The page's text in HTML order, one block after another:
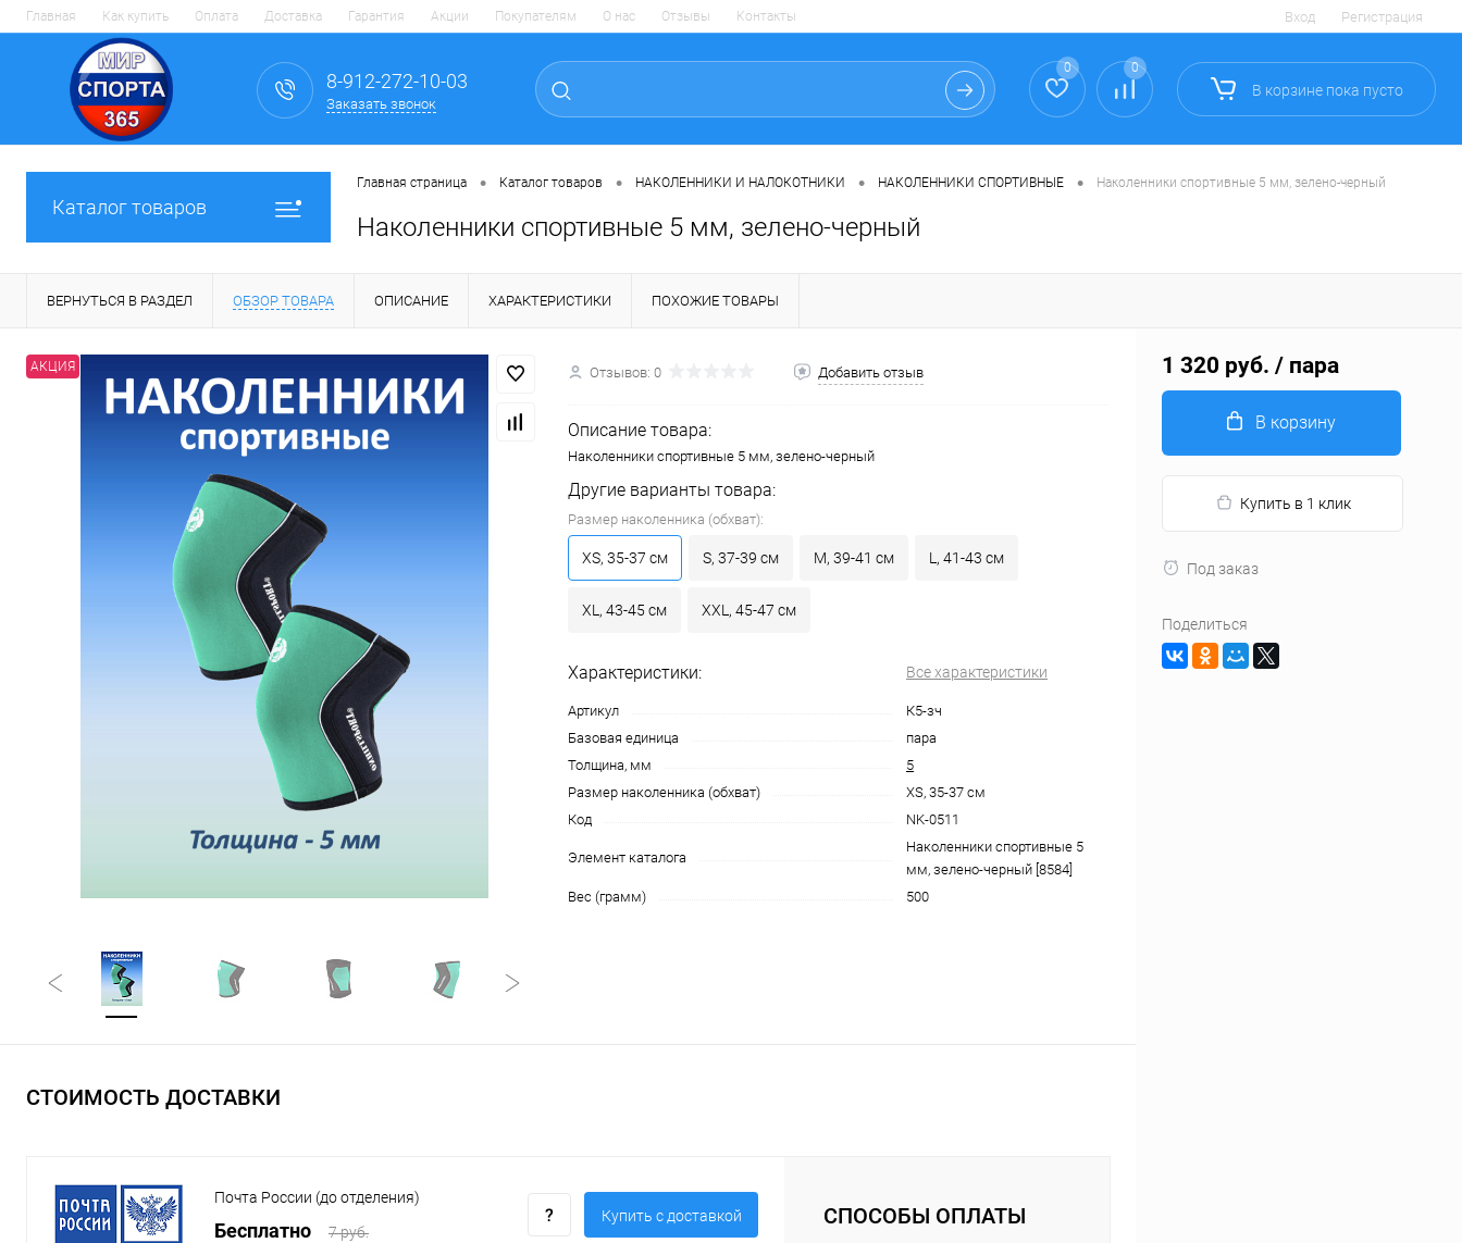
Главная Как купить Оплата Доставка Гарантия Акции Покупателям О нас Отзывы Контакты Вход Регистрация
8-912-272-10-03
Заказать звонок
0 0
В корзине пока пусто
Каталог товаров
Главная страница • Каталог товаров • НАКОЛЕННИКИ И НАЛОКОТНИКИ • НАКОЛЕННИКИ СПОРТИВНЫЕ • Наколенники спортивные 5 мм, зелено-черный
Наколенники спортивные 5 мм, зелено-черный
ВЕРНУТЬСЯ В РАЗДЕЛ ОБЗОР ТОВАРА ОПИСАНИЕ ХАРАКТЕРИСТИКИ ПОХОЖИЕ ТОВАРЫ
АКЦИЯ Отзывов: 0 Добавить отзыв
Описание товара:
Наколенники спортивные 5 мм, зелено-черный
Другие варианты товара:
Размер наколенника (обхват):
XS, 35-37 см S, 37-39 см M, 39-41 см L, 41-43 см
XL, 43-45 см XXL, 45-47 см
Характеристики: Все характеристики
Артикул
К5-зч
Базовая единица
пара
Толщина, мм
5
Размер наколенника (обхват)
XS, 35-37 см
Код
NK-0511
Элемент каталога
Наколенники спортивные 5
мм, зелено-черный [8584]
Вес (грамм)
500
СТОИМОСТЬ ДОСТАВКИ
Почта России (до отделения)
Бесплатно 7 руб.
Купить c доставкой СПОСОБЫ ОПЛАТЫ
1 320 руб. / пара
В корзину
Купить в 1 клик
Под заказ
Поделиться